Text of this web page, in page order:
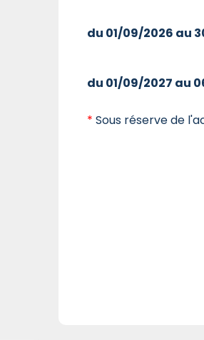
du 01/09/2026 au
du 01/09/2027 au
* Sous réserve de